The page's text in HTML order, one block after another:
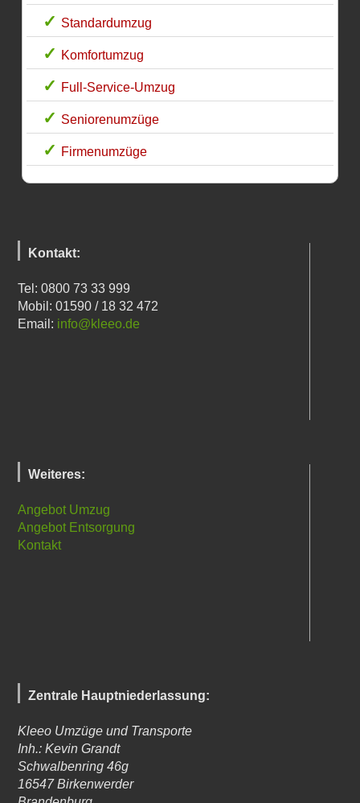
Standardumzug
Komfortumzug
Full-Service-Umzug
Seniorenumzüge
Firmenumzüge
Kontakt:
Tel: 0800 73 33 999
Mobil: 01590 / 18 32 472
Email: info@kleeo.de
Weiteres:
Angebot Umzug
Angebot Entsorgung
Kontakt
Zentrale Hauptniederlassung:
Kleeo Umzüge und Transporte
Inh.: Kevin Grandt
Schwalbenring 46g
16547 Birkenwerder